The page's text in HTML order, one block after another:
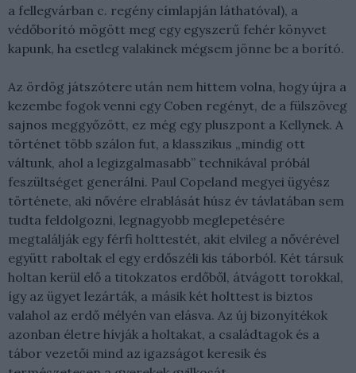
a fellegvárban c. regény címlapján láthatóval), a
védőborító mögött meg egy egyszerű fehér könyvet
kapunk, ha esetleg valakinek mégsem jönne be a borító.
Az ördög játszótere után nem hittem volna, hogy újra a
kezembe fogok venni egy Coben regényt, de a fülszöveg
sajnos meggyőzött, ez még egy pluszpont a Kellynek. A
történet több szálon fut, a klasszikus „mindig ott
váltunk, ahol a legizgalmasabb” technikával próbál
feszültséget generálni. Paul Copeland megyei ügyész
története, aki nővére elrablását húsz év távlatában sem
tudta feldolgozni, legnagyobb meglepetésére
megtalálják egy férfi holttestét, akit elvileg a nővérével
együtt raboltak el egy erdőszéli kis táborból. Két társuk
holtan kerül elő a titokzatos erdőből, átvágott torokkal,
így az ügyet lezárták, a másik két holttest is biztos
valahol az erdő mélyén van elásva. Az új bizonyítékok
azonban életre hívják a holtakat, a családtagok és a
tábor vezetői mind az igazságot keresik és